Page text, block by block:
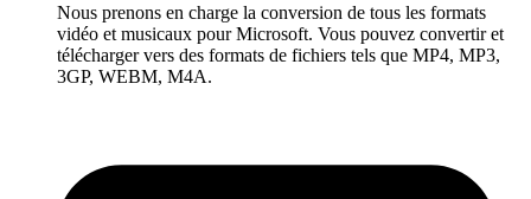
Nous prenons en charge la conversion de tous les formats
vidéo et musicaux pour Microsoft. Vous pouvez convertir et
télécharger vers des formats de fichiers tels que MP4, MP3,
3GP, WEBM, M4A.